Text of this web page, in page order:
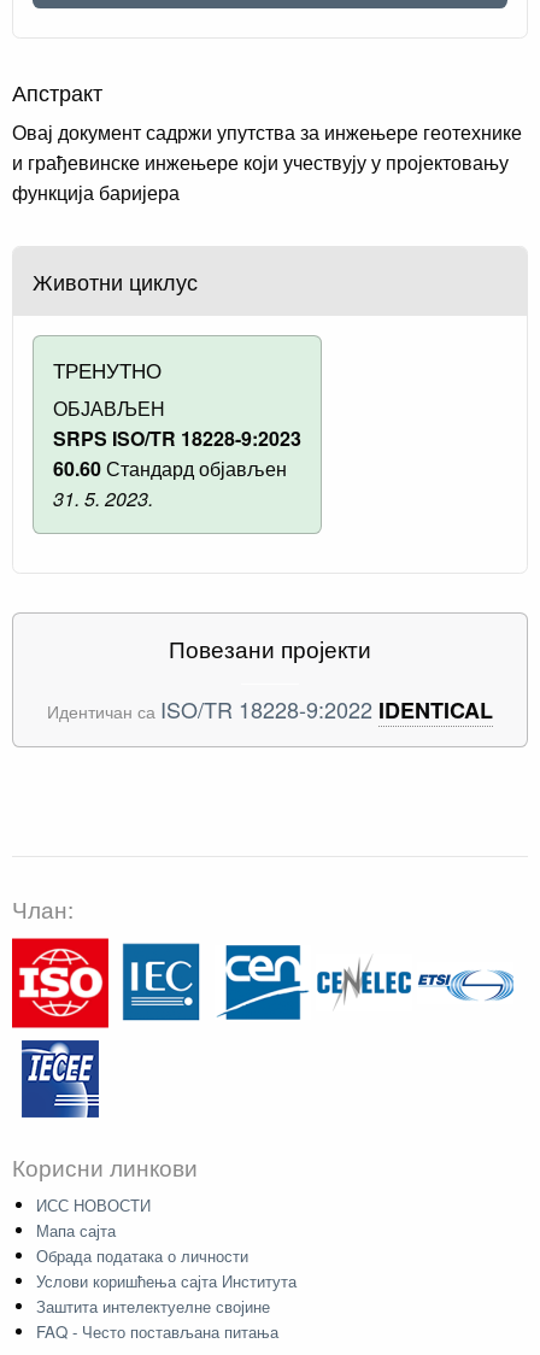
Апстракт
Овај документ садржи упутства за инжењере геотехнике
и грађевинске инжењере који учествују у пројектовању
функција баријера
Животни циклус
ТРЕНУТНО
ОБЈАВЉЕН
SRPS ISO/TR 18228-9:2023
60.60Стандард објављен
31. 5. 2023.
Повезани пројекти
Идентичан са ISO/TR 18228-9:2022 IDENTICAL
Члан:
Корисни линкови
ИСС НОВОСТИ
Мапа сајта
Обрада података о личности
Услови коришћења сајта Института
Заштита интелектуелне својине
FAQ - Често постављана питања